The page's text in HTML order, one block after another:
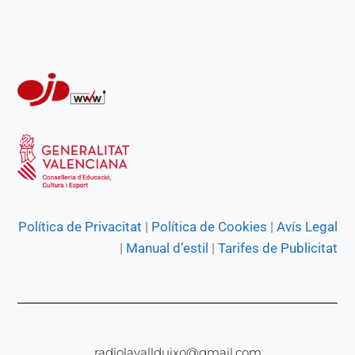
Política de Privacitat | Política de Cookies | Avís Legal
| Manual d’estil | Tarifes de Publicitat